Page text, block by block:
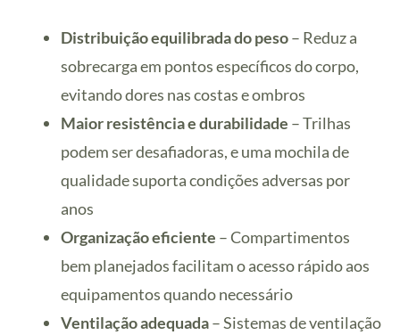
Distribuição equilibrada do peso– Reduz a
sobrecarga em pontos específicos do corpo,
evitando dores nas costas e ombros
Maior resistência e durabilidade – Trilhas
podem ser desafiadoras, e uma mochila de
qualidade suporta condições adversas por
anos
Organização eficiente – Compartimentos
bem planejados facilitam o acesso rápido aos
equipamentos quando necessário
Ventilação adequada– Sistemas de ventilação